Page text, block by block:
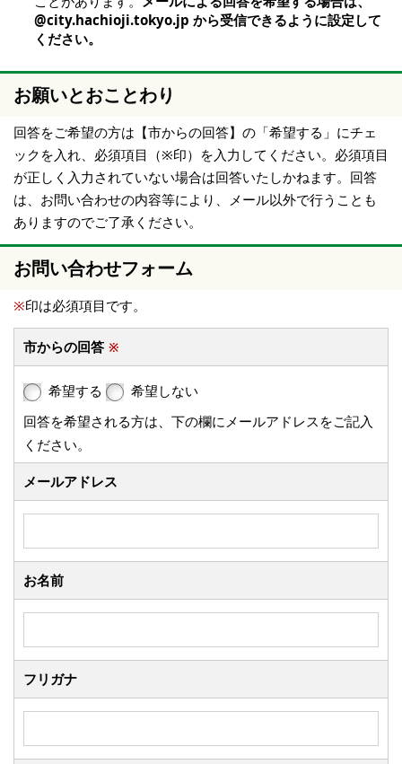
@city.hachioji.tokyo.jp から受信できるように設定して
ください。
お願いとおことわり
回答をご希望の方は【市からの回答】の「希望する」にチェ
ックを入れ、必須項目（※印）を入力してください。必須項目
が正しく入力されていない場合は回答いたしかねます。回答
は、お問い合わせの内容等により、メール以外で行うことも
ありますのでご了承ください。
お問い合わせフォーム
※印は必須項目です。
市からの回答 ※
希望する
希望しない
回答を希望される方は、下の欄にメールアドレスをご記入
ください。
メールアドレス
お名前
フリガナ